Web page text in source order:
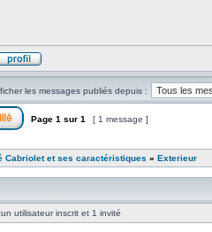
les messages publiés depuis :
Page 1 sur 1 [ 1 message ]
Cabriolet et ses caractéristiques » Exterieur
utilisateur inscrit et 1 invité